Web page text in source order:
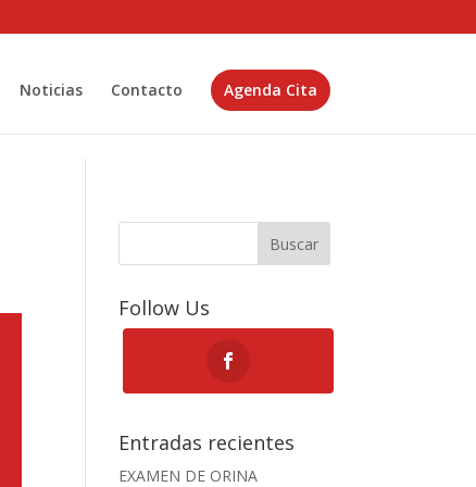
Noticias Contacto Agenda Cita
Buscar
Follow Us
Entradas recientes
EXAMEN DE ORINA